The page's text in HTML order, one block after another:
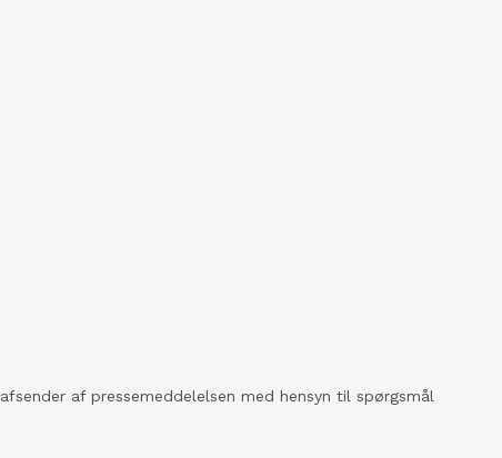
af pressemeddelelsen med hensyn til spørgsmål